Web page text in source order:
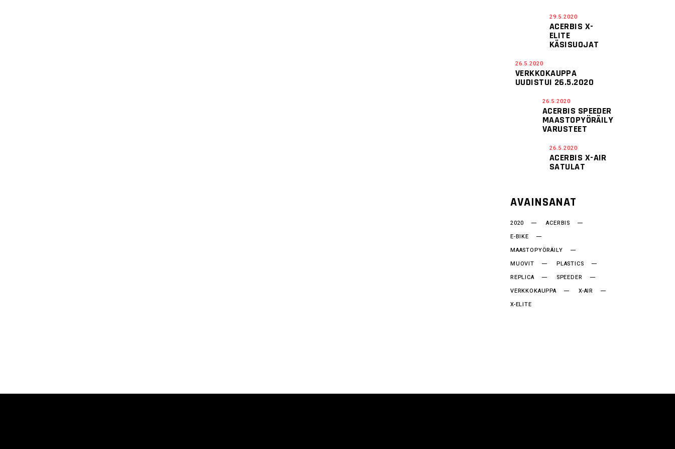
29.5.2020
ACERBIS X-
ELITE
KÄSISUOJAT
26.5.2020
VERKKOKAUPPA
UUDISTUI 26.5.2020
26.5.2020
ACERBIS SPEEDER
MAASTOPYÖRÄILY
VARUSTEET
26.5.2020
ACERBIS X-AIR
SATULAT
AVAINSANAT
2020
ACERBIS
E-BIKE
MAASTOPYÖRÄILY
MUOVIT
PLASTICS
REPLICA
SPEEDER
VERKKOKAUPPA
X-AIR
X-ELITE